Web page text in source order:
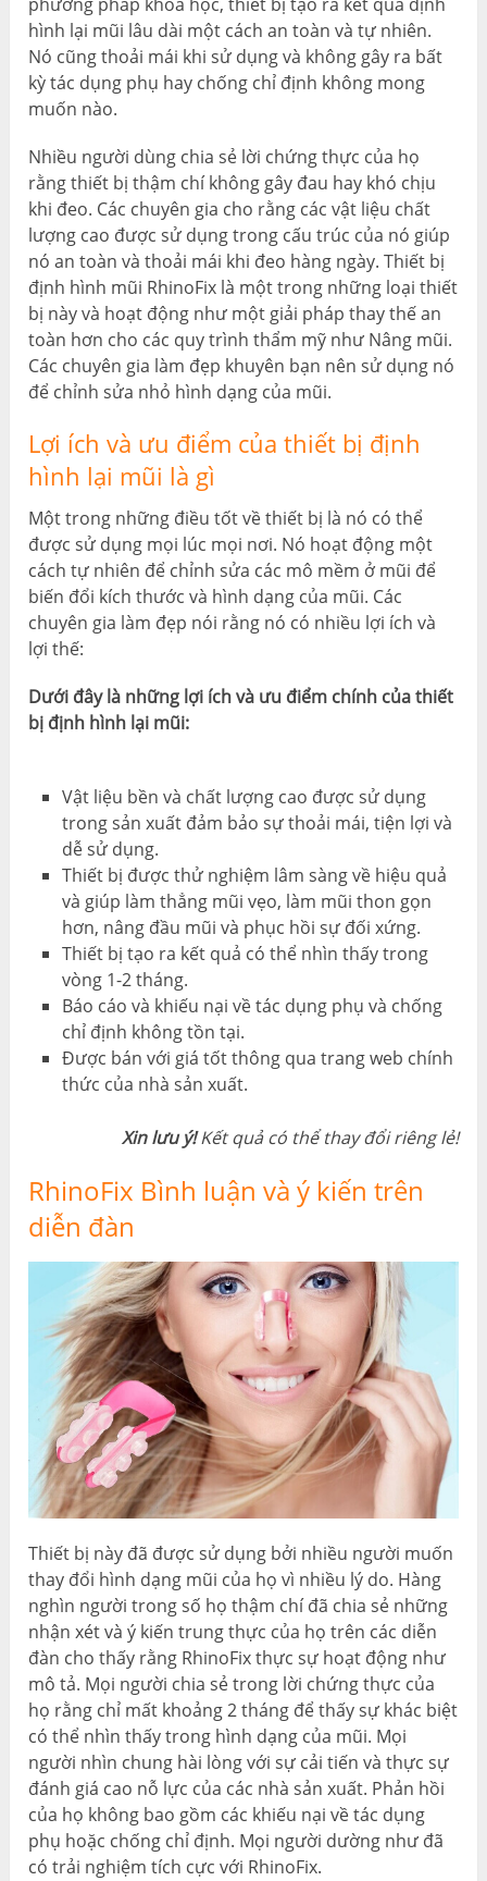
hình lại mũi lâu dài một cách an toàn và tự nhiên.
Nó cũng thoải mái khi sử dụng và không gây ra bất
kỳ tác dụng phụ hay chống chỉ định không mong
muốn nào.
Nhiều người dùng chia sẻ lời chứng thực của họ
rằng thiết bị thậm chí không gây đau hay khó chịu
khi đeo. Các chuyên gia cho rằng các vật liệu chất
lượng cao được sử dụng trong cấu trúc của nó giúp
nó an toàn và thoải mái khi đeo hàng ngày. Thiết bị
định hình mũi RhinoFix là một trong những loại thiết
bị này và hoạt động như một giải pháp thay thế an
toàn hơn cho các quy trình thẩm mỹ như Nâng mũi.
Các chuyên gia làm đẹp khuyên bạn nên sử dụng nó
để chỉnh sửa nhỏ hình dạng của mũi.
Lợi ích và ưu điểm của thiết bị định
hình lại mũi là gì
Một trong những điều tốt về thiết bị là nó có thể
được sử dụng mọi lúc mọi nơi. Nó hoạt động một
cách tự nhiên để chỉnh sửa các mô mềm ở mũi để
biến đổi kích thước và hình dạng của mũi. Các
chuyên gia làm đẹp nói rằng nó có nhiều lợi ích và
lợi thế:
Dưới đây là những lợi ích và ưu điểm chính của thiết
bị định hình lại mũi:
Vật liệu bền và chất lượng cao được sử dụng
trong sản xuất đảm bảo sự thoải mái, tiện lợi và
dễ sử dụng.
Thiết bị được thử nghiệm lâm sàng về hiệu quả
và giúp làm thẳng mũi vẹo, làm mũi thon gọn
hơn, nâng đầu mũi và phục hồi sự đối xứng.
Thiết bị tạo ra kết quả có thể nhìn thấy trong
vòng 1-2 tháng.
Báo cáo và khiếu nại về tác dụng phụ và chống
chỉ định không tồn tại.
Được bán với giá tốt thông qua trang web chính
thức của nhà sản xuất.
Xin lưu ý!Kết quả có thể thay đổi riêng lẻ!
RhinoFix Bình luận và ý kiến ​​trên
diễn đàn
Thiết bị này đã được sử dụng bởi nhiều người muốn
thay đổi hình dạng mũi của họ vì nhiều lý do. Hàng
nghìn người trong số họ thậm chí đã chia sẻ những
nhận xét và ý kiến ​​trung thực của họ trên các diễn
đàn cho thấy rằng RhinoFix thực sự hoạt động như
mô tả. Mọi người chia sẻ trong lời chứng thực của
họ rằng chỉ mất khoảng 2 tháng để thấy sự khác biệt
có thể nhìn thấy trong hình dạng của mũi. Mọi
người nhìn chung hài lòng với sự cải tiến và thực sự
đánh giá cao nỗ lực của các nhà sản xuất. Phản hồi
của họ không bao gồm các khiếu nại về tác dụng
phụ hoặc chống chỉ định. Mọi người dường như đã
có trải nghiệm tích cực với RhinoFix.